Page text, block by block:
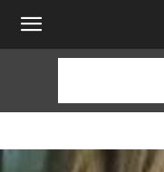
NOTICIAS
HORAS